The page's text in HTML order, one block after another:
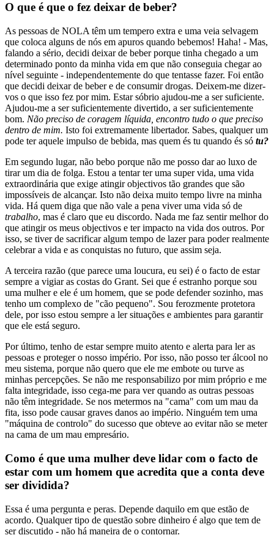
O que é que o fez deixar de beber?
As pessoas de NOLA têm um tempero extra e uma veia selvagem
que coloca alguns de nós em apuros quando bebemos! Haha! - Mas,
falando a sério, decidi deixar de beber porque tinha chegado a um
determinado ponto da minha vida em que não conseguia chegar ao
nível seguinte - independentemente do que tentasse fazer. Foi então
que decidi deixar de beber e de consumir drogas. Deixem-me dizer-
vos o que isso fez por mim. Estar sóbrio ajudou-me a ser suficiente.
Ajudou-me a ser suficientemente divertido, a ser suficientemente
bom. Não preciso de coragem líquida, encontro tudo o que preciso
dentro de mim. Isto foi extremamente libertador. Sabes, qualquer um
pode ter aquele impulso de bebida, mas quem és tu quando és só tu?
Em segundo lugar, não bebo porque não me posso dar ao luxo de
tirar um dia de folga. Estou a tentar ter uma super vida, uma vida
extraordinária que exige atingir objectivos tão grandes que são
impossíveis de alcançar. Isto não deixa muito tempo livre na minha
vida. Há quem diga que não vale a pena viver uma vida só de
trabalho, mas é claro que eu discordo. Nada me faz sentir melhor do
que atingir os meus objectivos e ter impacto na vida dos outros. Por
isso, se tiver de sacrificar algum tempo de lazer para poder realmente
celebrar a vida e as conquistas no futuro, que assim seja.
A terceira razão (que parece uma loucura, eu sei) é o facto de estar
sempre a vigiar as costas do Grant. Sei que é estranho porque sou
uma mulher e ele é um homem, que se pode defender sozinho, mas
tenho um complexo de "cão pequeno". Sou ferozmente protetora
dele, por isso estou sempre a ler situações e ambientes para garantir
que ele está seguro.
Por último, tenho de estar sempre muito atento e alerta para ler as
pessoas e proteger o nosso império. Por isso, não posso ter álcool no
meu sistema, porque não quero que ele me embote ou turve as
minhas percepções. Se não me responsabilizo por mim próprio e me
falta integridade, isso cega-me para ver quando as outras pessoas
não têm integridade. Se nos metermos na "cama" com um mau da
fita, isso pode causar graves danos ao império. Ninguém tem uma
"máquina de controlo" do sucesso que obteve ao evitar não se meter
na cama de um mau empresário.
Como é que uma mulher deve lidar com o facto de
estar com um homem que acredita que a conta deve
ser dividida?
Essa é uma pergunta e peras. Depende daquilo em que estão de
acordo. Qualquer tipo de questão sobre dinheiro é algo que tem de
ser discutido - não há maneira de o contornar.